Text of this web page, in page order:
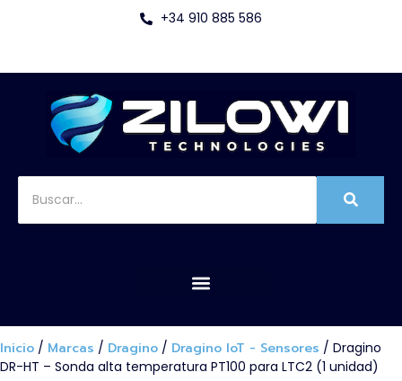
+34 910 885 586
Inicio / Marcas / Dragino / Dragino IoT - Sensores / Dragino
DR-HT – Sonda alta temperatura PT100 para LTC2 (1 unidad)